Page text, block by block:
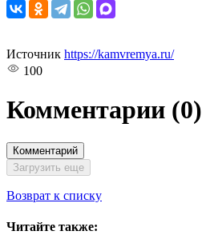
Источник https://kamvremya.ru/
100
Комментарии (0)
Комментарий
Загрузить еще
Возврат к списку
Читайте также: